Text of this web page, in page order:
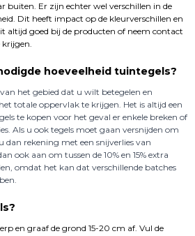
buiten. Er zijn echter wel verschillen in de
Dit heeft impact op de kleurverschillen en
altijd goed bij de producten of neem contact
hoeveelheid tuintegels?
het gebied dat u wilt betegelen en
totale oppervlak te krijgen. Het is altijd een
te kopen voor het geval er enkele breken of
Als u ook tegels moet gaan versnijden om
dan rekening met een snijverlies van
ook aan om tussen de 10% en 15% extra
omdat het kan dat verschillende batches
en graaf de grond 15-20 cm af. Vul de